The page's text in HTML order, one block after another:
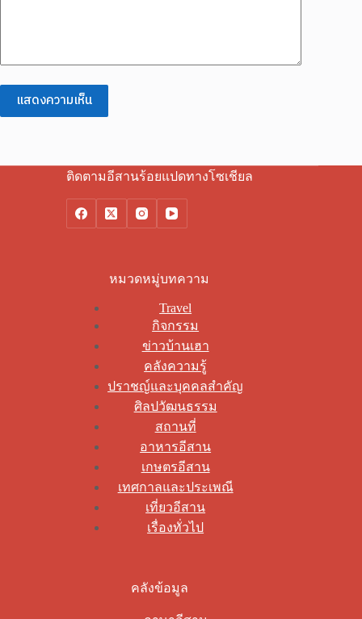
แสดงความเห็น
ติดตามอีสานร้อยแปดทางโซเชียล
หมวดหมู่บทความ
Travel
กิจกรรม
ข่าวบ้านเฮา
คลังความรู้
ปราชญ์และบุคคลสำคัญ
ศิลปวัฒนธรรม
สถานที่
อาหารอีสาน
เกษตรอีสาน
เทศกาลและประเพณี
เที่ยวอีสาน
เรื่องทั่วไป
คลังข้อมูล